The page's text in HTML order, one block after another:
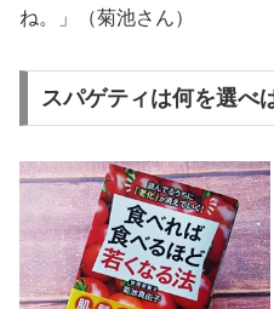
ね。」（菊池さん）
スパゲティは何を選べ